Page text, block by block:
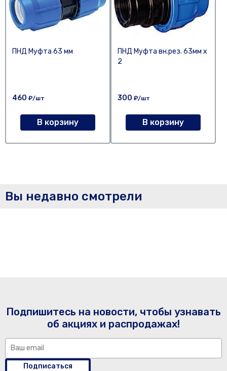
ПНД Муфта 63 мм
460 ₽/шт
В корзину
ПНД Муфта вн.рез. 63мм х
2
300 ₽/шт
В корзину
Вы недавно смотрели
Подпишитесь на новости, чтобы узнавать
об акциях и распродажах!
Подписаться